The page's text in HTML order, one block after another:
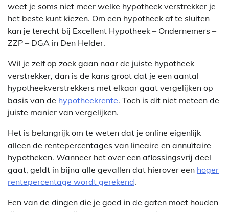
weet je soms niet meer welke hypotheek verstrekker je
het beste kunt kiezen. Om een hypotheek af te sluiten
kan je terecht bij Excellent Hypotheek – Ondernemers –
ZZP – DGA in Den Helder.
Wil je zelf op zoek gaan naar de juiste hypotheek
verstrekker, dan is de kans groot dat je een aantal
hypotheekverstrekkers met elkaar gaat vergelijken op
basis van de hypotheekrente. Toch is dit niet meteen de
juiste manier van vergelijken.
Het is belangrijk om te weten dat je online eigenlijk
alleen de rentepercentages van lineaire en annuïtaire
hypotheken. Wanneer het over een aflossingsvrij deel
gaat, geldt in bijna alle gevallen dat hierover een hoger
rentepercentage wordt gerekend.
Een van de dingen die je goed in de gaten moet houden